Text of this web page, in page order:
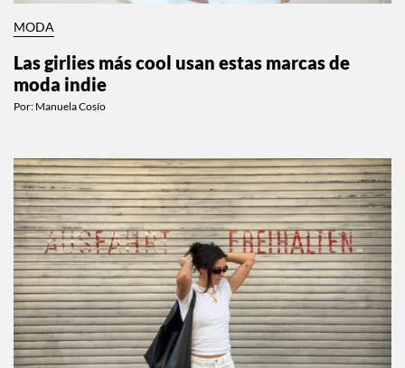
MODA
Las girlies más cool usan estas marcas de
moda indie
Por: Manuela Cosío